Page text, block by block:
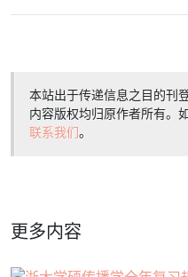
本站出于传递信息之目的刊
内容版权均归原作者所有。
联系我们。
更多内容